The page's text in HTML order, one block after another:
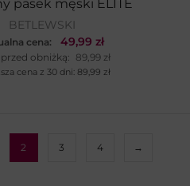
pasek męski ELITE
BETLEWSKI
cena: 49,99zł
obniżką: 89,99 zł
cena z 30 dni: 89,99 zł
2 3 4 →